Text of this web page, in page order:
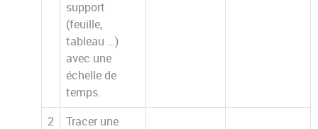
support
(feuille,
tableau …)
avec une
échelle de
temps.
2
Tracer une